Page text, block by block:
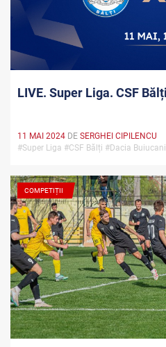
LIVE. Super Liga. CSF
11 MAI 2024 DE SERGHEI CIPILENCU
#Super Liga #CSF Bălți #Dacia Buiucani
COMPETIȚII